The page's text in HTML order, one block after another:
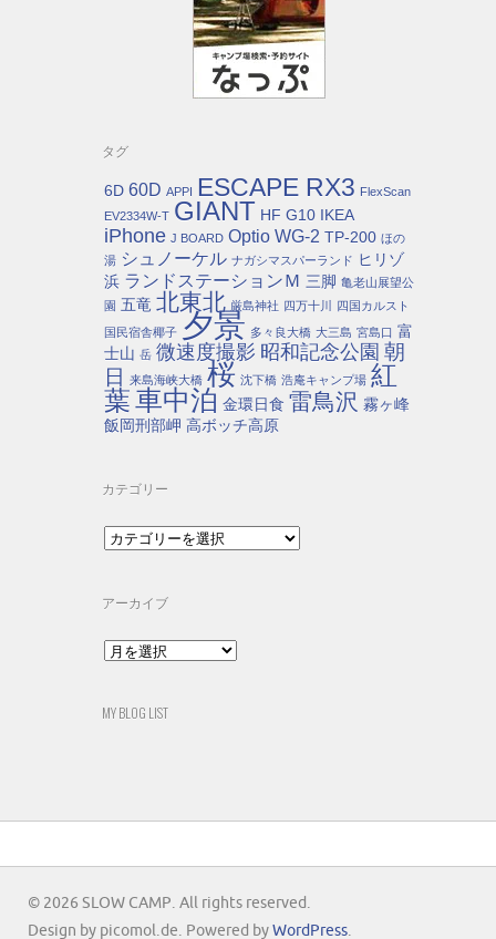
タグ
6D 60D APPI ESCAPE RX3 FlexScan
EV2334W-T GIANT HF G10 IKEA
iPhone J BOARD Optio WG-2 TP-200 ほの
湯 シュノーケル ナガシマスパーランド ヒリゾ
浜 ランドステーションＭ 三脚 亀老山展望公
園 五竜 北東北 厳島神社 四万十川
四国カルスト
国民宿舎椰子 夕景 多々良大橋 大三島 宮島口 富
士山 岳 微速度撮影 昭和記念公園 朝
日 来島海峡大橋 桜 沈下橋 浩庵キャンプ場 紅
葉車中泊 金環日食 雷鳥沢 霧ヶ峰
飯岡刑部岬 高ボッチ高原
カテゴリー
カ
ーアーカイブ
ア
ー
ブMY BLOG LIST
© 2026 SLOW CAMP. All rights reserved.
Design by picomol.de. Powered by WordPress